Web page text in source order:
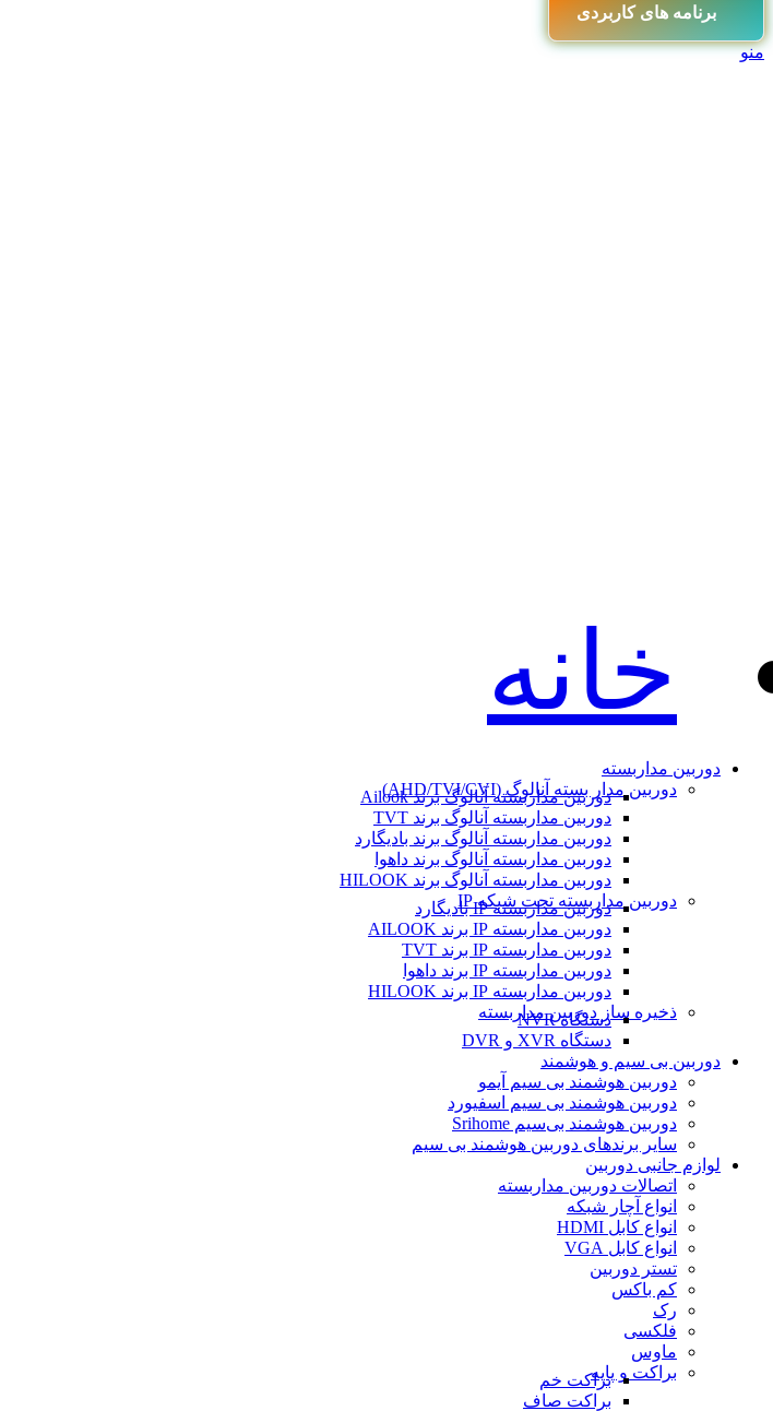
برنامه های کاربردی
منو
خانه
دوربین مداربسته
دوربین مدار بسته آنالوگ (AHD/TVI/CVI)
دوربین مداربسته آنالوگ برند Ailook
دوربین مداربسته آنالوگ برند TVT
دوربین مداربسته آنالوگ برند بادیگارد
دوربین مداربسته آنالوگ برند داهوا
دوربین مداربسته آنالوگ برند HILOOK
دوربین مداربسته تحت شبکه IP
دوربین مداربسته IP بادیگارد
دوربین مداربسته IP برند AILOOK
دوربین مداربسته IP برند TVT
دوربین مداربسته IP برند داهوا
دوربین مداربسته IP برند HILOOK
ذخیره ساز دوربین مداربسته
دستگاه NVR
دستگاه XVR و DVR
دوربین بی سیم و هوشمند
دوربین هوشمند بی سیم آیمو
دوربین هوشمند بی سیم اسفیورد
دوربین هوشمند بی‌سیم Srihome
سایر برندهای دوربین هوشمند بی سیم
لوازم جانبی دوربین
اتصالات دوربین مداربسته
انواع آچار شبکه
انواع کابل HDMI
انواع کابل VGA
تستر دوربین
کم باکس
رک
فلکسی
ماوس
براکت و پایهبراکت خم
براکت صاف